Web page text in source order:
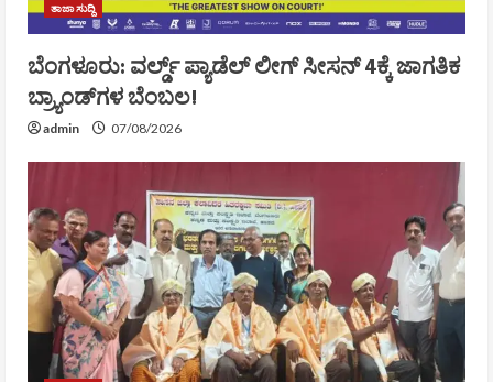
ತಾಜಾ ಸುದ್ದಿ
ಬೆಂಗಳೂರು: ವರ್ಲ್ಡ್ ಪ್ಯಾಡೆಲ್ ಲೀಗ್ ಸೀಸನ್ 4ಕ್ಕೆ ಜಾಗತಿಕ
ಬ್ರ್ಯಾಂಡ್‌ಗಳ ಬೆಂಬಲ!
admin 07/08/2026